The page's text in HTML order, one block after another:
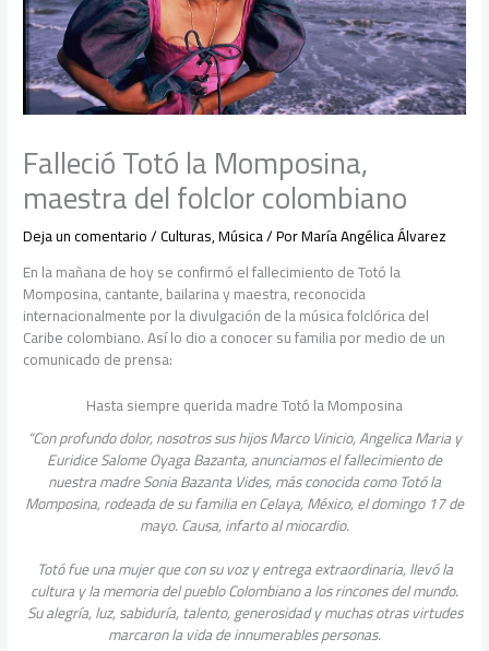
Falleció Totó la Momposina,
maestra del folclor colombiano
Deja un comentario/Culturas,Música/ PorMaría Angélica Álvarez
En la mañana de hoy se confirmó el fallecimiento de Totó la
Momposina, cantante, bailarina y maestra, reconocida
internacionalmente por la divulgación de la música folclórica del
Caribe colombiano. Así lo dio a conocer su familia por medio de un
comunicado de prensa:
Hasta siempre querida madre Totó la Momposina
“Con profundo dolor, nosotros sus hijos Marco Vinicio, Angelica Maria y
Euridice Salome Oyaga Bazanta, anunciamos el fallecimiento de
nuestra madre Sonia Bazanta Vides, más conocida como Totó la
Momposina, rodeada de su familia en Celaya, México, el domingo 17 de
mayo. Causa, infarto al miocardio.
Totó fue una mujer que con su voz y entrega extraordinaria, llevó la
cultura y la memoria del pueblo Colombiano a los rincones del mundo.
Su alegría, luz, sabiduría, talento, generosidad y muchas otras virtudes
marcaron la vida de innumerables personas.